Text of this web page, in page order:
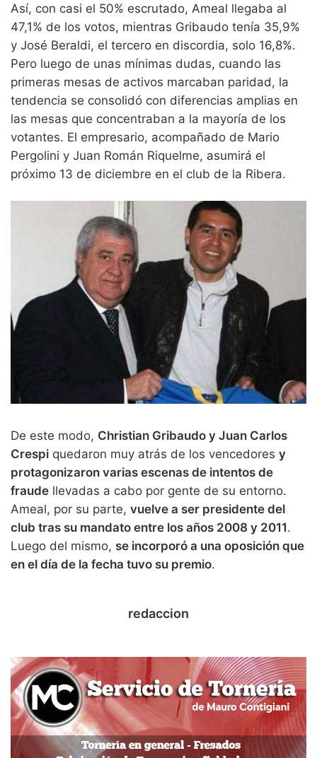
Así, con casi el 50% escrutado, Ameal llegaba al
47,1% de los votos, mientras Gribaudo tenía 35,9%
y José Beraldi, el tercero en discordia, solo 16,8%.
Pero luego de unas mínimas dudas, cuando las
primeras mesas de activos marcaban paridad, la
tendencia se consolidó con diferencias amplias en
las mesas que concentraban a la mayoría de los
votantes. El empresario, acompañado de Mario
Pergolini y Juan Román Riquelme, asumirá el
próximo 13 de diciembre en el club de la Ribera.
De este modo, Christian Gribaudo y Juan Carlos
Crespi quedaron muy atrás de los vencedores y
protagonizaron varias escenas de intentos de
fraude llevadas a cabo por gente de su entorno.
Ameal, por su parte, vuelve a ser presidente del
club tras su mandato entre los años 2008 y 2011.
Luego del mismo, se incorporó a una oposición que
en el día de la fecha tuvo su premio.
redaccion